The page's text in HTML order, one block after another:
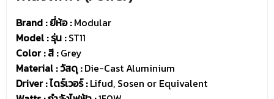
Brand : ยี่ห้อ :Modular
Model : รุ่น :ST11
Color : สี :Grey
Material : วัสดุ :Die-Cast Aluminium
Driver :ไดร์เวอร์ :Lifud, Sosen or Equivalent